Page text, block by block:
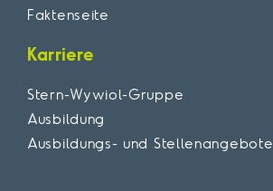
Faktenseite
Karriere
Stern-Wywiol-Gruppe
Ausbildung
Ausbildungs- und Stellenangebote